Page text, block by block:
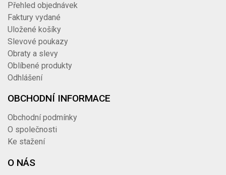
Přehled objednávek
Faktury vydané
Uložené košíky
Slevové poukazy
Obraty a slevy
Oblíbené produkty
Odhlášení
OBCHODNÍ INFORMACE
Obchodní podmínky
O společnosti
Ke stažení
O NÁS